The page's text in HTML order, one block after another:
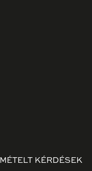
KÉRDÉSEK